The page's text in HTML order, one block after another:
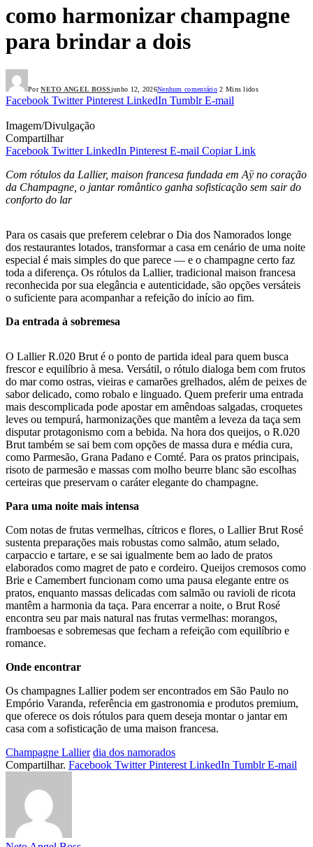
como harmonizar champagne
para brindar a dois
Por NETO ANGEL BOSSjunho 12, 2026Nenhum comentário 2 Mins lidos
Facebook Twitter Pinterest LinkedIn Tumblr E-mail
Imagem/Divulgação
Compartilhar
Facebook Twitter LinkedIn Pinterest E-mail Copiar Link
Com rótulos da Lallier, maison francesa fundada em Aÿ no coração
da Champagne, o jantar romântico ganha sofisticação sem sair do
conforto do lar
Para os casais que preferem celebrar o Dia dos Namorados longe
dos restaurantes lotados, transformar a casa em cenário de uma noite
especial é mais simples do que parece — e o champagne certo faz
toda a diferença. Os rótulos da Lallier, tradicional maison francesa
reconhecida por sua elegância e autenticidade, são opções versáteis
o suficiente para acompanhar a refeição do início ao fim.
Da entrada à sobremesa
O Lallier R.020 Brut é o ponto de partida ideal para quem busca
frescor e equilíbrio à mesa. Versátil, o rótulo dialoga bem com frutos
do mar como ostras, vieiras e camarões grelhados, além de peixes de
sabor delicado, como robalo e linguado. Quem preferir uma entrada
mais descomplicada pode apostar em amêndoas salgadas, croquetes
leves ou tempurá, harmonizações que mantêm a leveza da taça sem
disputar protagonismo com a bebida. Na hora dos queijos, o R.020
Brut também se sai bem com opções de massa dura e média cura,
como Parmesão, Grana Padano e Comté. Para os pratos principais,
risoto de parmesão e massas com molho beurre blanc são escolhas
certeiras que preservam o caráter elegante do champagne.
Para uma noite mais intensa
Com notas de frutas vermelhas, cítricos e flores, o Lallier Brut Rosé
sustenta preparações mais robustas como salmão, atum selado,
carpaccio e tartare, e se sai igualmente bem ao lado de pratos
elaborados como magret de pato e cordeiro. Queijos cremosos como
Brie e Camembert funcionam como uma pausa elegante entre os
pratos, enquanto massas delicadas com salmão ou ravioli de ricota
mantêm a harmonia da taça. Para encerrar a noite, o Brut Rosé
encontra seu par mais natural nas frutas vermelhas: morangos,
framboesas e sobremesas que fecham a refeição com equilíbrio e
romance.
Onde encontrar
Os champagnes Lallier podem ser encontrados em São Paulo no
Empório Varanda, referência em gastronomia e produtos premium,
que oferece os dois rótulos para quem deseja montar o jantar em
casa com a sofisticação de uma maison francesa.
Champagne Lallier dia dos namorados
Compartilhar. Facebook Twitter Pinterest LinkedIn Tumblr E-mail